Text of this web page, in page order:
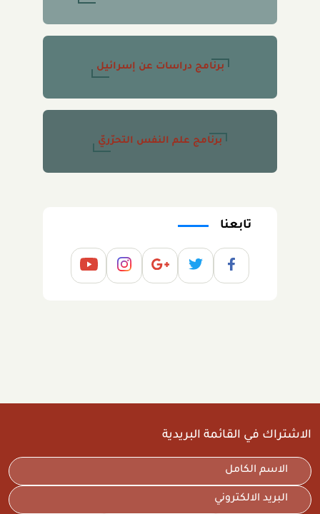
برنامج دراسات عن إسرائيل
برنامج علم النفس التحرّريّ
تابعنا
الاشتراك في القائمة البريدية